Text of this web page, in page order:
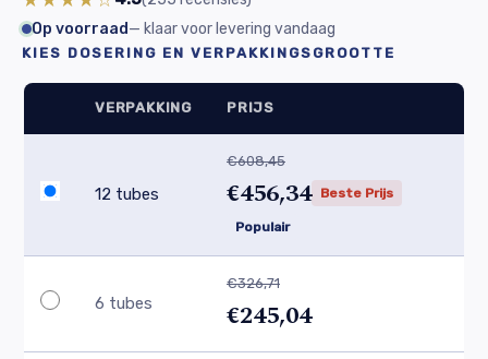
Op voorraad— klaar voor levering vandaag
KIES DOSERING EN VERPAKKINGSGROOTTE
VERPAKKING PRIJS
12 tubes
€608,45
€456,34 Beste Prijs
Populair
6 tubes
€326,71
€245,04